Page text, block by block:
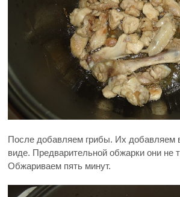
После добавляем грибы. Их добавляем
виде. Предварительной обжарки они не
Обжариваем пять минут.